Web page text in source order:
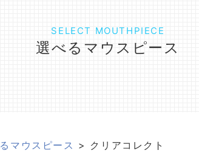
SELECT MOUTHPIECE
選べるマウスピース
マウスピース > クリアコレクト